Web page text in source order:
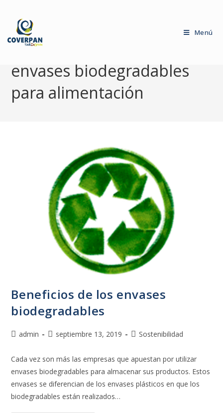
Menú
envases biodegradables
para alimentación
Beneficios de los envases
biodegradables
admin septiembre 13, 2019 Sostenibilidad
Cada vez son más las empresas que apuestan por utilizar
envases biodegradables para almacenar sus productos. Estos
envases se diferencian de los envases plásticos en que los
biodegradables están realizados…